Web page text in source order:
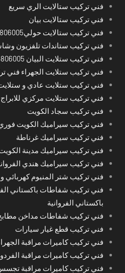
فني تركيب ستالايت الري سريع
فني تركيب ستالايت بيان
فني تركيب ستالايت حولي55806005
فني تركيب ستاندات تلفزيون
فني تركيب ستلايت البيان 55806005
فني تركيب ستلايت الجهراء فني
فني تركيب ستلايت عادي و
فني تركيب ستلايت مركزي
فني تركيب سجاد الكويت
فني تركيب سيراميك الكويت
فني تركيب سيراميك غرناطة
فني تركيب سيراميك مدينة
فني تركيب سيراميك هندي
فني تركيب شتر المنيوم كهربائي
فني تركيب شفاطات باكستاني
باكستاني الفروانية
فني تركيب شفاطات مداخن مطابخ
فني تركيب قطع غيار سيارات
فني تركيب كاميرات مراقبة
فني تركيب كاميرات مراقبة
فني تركيب كاميرات مراقبة